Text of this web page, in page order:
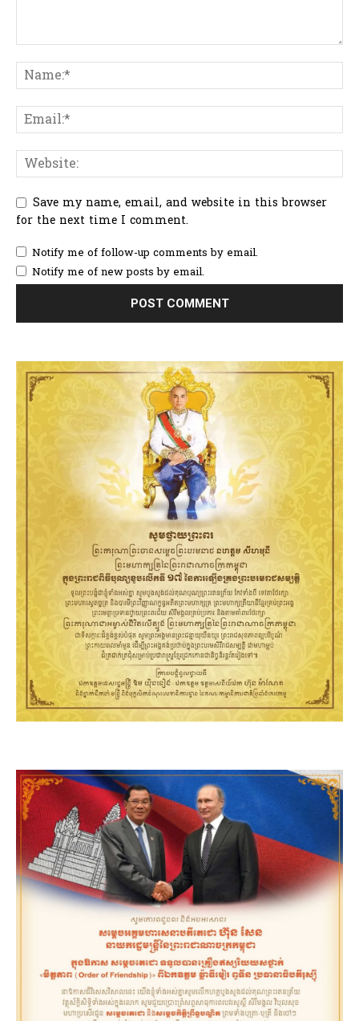
Save my name, email, and website in this browser
for the next time I comment.
Notify me of follow-up comments by email.
Notify me of new posts by email.